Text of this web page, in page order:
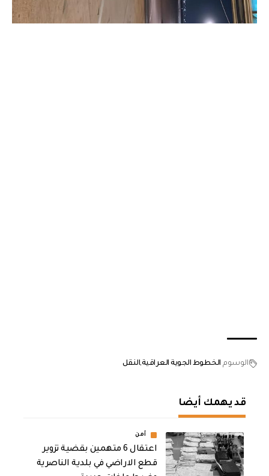
الوسوم الخطوط الجوية العراقيةالنقل
قد يهمك أيضا
أمن
اعتقال 6 متهمين بقضية تزوير
قطع الاراضي في بلدية الناصرية